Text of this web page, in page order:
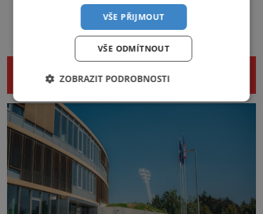
ČLÁNKY
VŠE PŘIJMOUT
VŠE ODMÍTNOUT
ZOBRAZIT PODROBNOSTI